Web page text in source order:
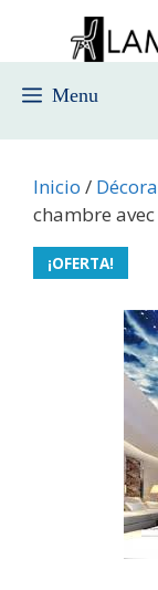
contenido
Menu
Inicio /
chambre
¡OFERTA!